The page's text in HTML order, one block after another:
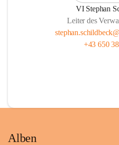
VI Stephan
Leiter des
+43 650
Alben